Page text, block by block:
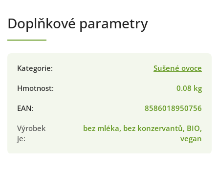
Doplňkové parametry
Kategorie:
Sušené ovoce
Hmotnost:
0.08 kg
EAN:
8586018950756
Výrobek
je:
bez mléka, bez konzervantů, BIO,
vegan